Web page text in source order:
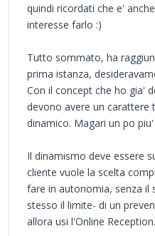
quindi ricordati che e'
interesse farlo :)
Tutto sommato, ha
prima istanza,
Con il concept che ho gia'
devono avere un carattere
dinamico. Magari un po
Il dinamismo deve essere
cliente vuole la scelta
fare in autonomia, senza il
stesso il limite- di un
allora usi l'Online Reception.